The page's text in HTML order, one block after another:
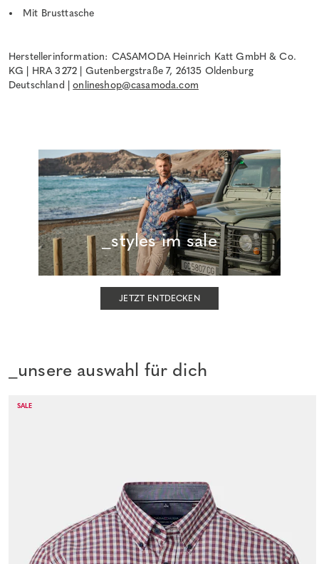
Mit Brusttasche
Herstellerinformation: CASAMODA Heinrich Katt GmbH & Co.
KG | HRA 3272 | Gutenbergstraße 7, 26135 Oldenburg
Deutschland |onlineshop@casamoda.com
_styles im sale
JETZT ENTDECKEN
_unsere auswahl für dich
SALE